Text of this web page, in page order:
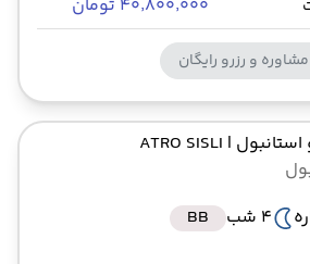
۴۰٬۸۰۰٬۰۰۰ تومان
مشاوره و رزرو رایگان
| ATRO SISLI
4 شب BB